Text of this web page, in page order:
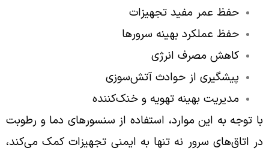
حفظ عمر مفید تجهیزات
حفظ عملکرد بهینه سرورها
کاهش مصرف انرژی
پیشگیری از حوادث آتش‌سوزی
مدیریت بهینه تهویه و خنک‌کننده
با توجه به این موارد، استفاده از سنسورهای دما و رطوبت
در اتاق‌های سرور نه تنها به ایمنی تجهیزات کمک می‌کند،